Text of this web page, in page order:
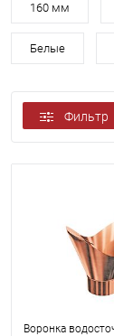
160 мм
Белые
Фильтр
Воронка